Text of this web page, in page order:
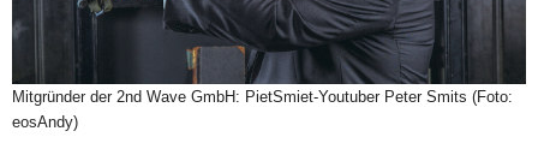
Mitgründer der 2nd Wave GmbH: PietSmiet-Youtuber Peter Smits (Foto:
eosAndy)